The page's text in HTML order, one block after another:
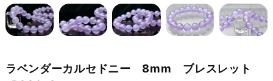
ラベンダーカルセドニー 8mm ブレスレット